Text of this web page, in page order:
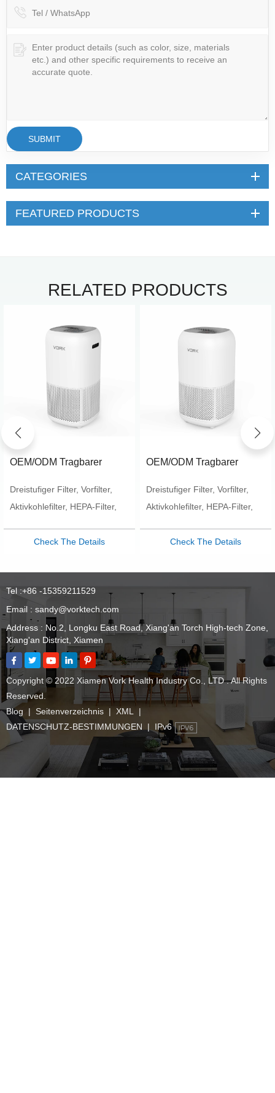
SUBMIT
CATEGORIES
FEATURED PRODUCTS
RELATED PRODUCTS
OEM/ODM Tragbarer
Heimgebrauch CADR 130
m³/h
Dreistufiger Filter, Vorfilter,
Aktivkohlefilter, HEPA-Filter,
Sterilisationsreinigung
Check The Details
OEM/ODM Tragbarer
Heimgebrauch CADR 130
m³/h
Dreistufiger Filter, Vorfilter,
Aktivkohlefilter, HEPA-Filter,
Sterilisationsreinigung
Check The Details
Tel :+86 -15359211529
Email : sandy@vorktech.com
Address : No.2, Longku East Road, Xiang'an Torch High-tech Zone,
Xiang'an District, Xiamen
Copyright © 2022 Xiamen Vork Health Industry Co., LTD . All Rights
Reserved.
Blog
| Seitenverzeichnis | XML |
DATENSCHUTZ-BESTIMMUNGEN
| IPv6